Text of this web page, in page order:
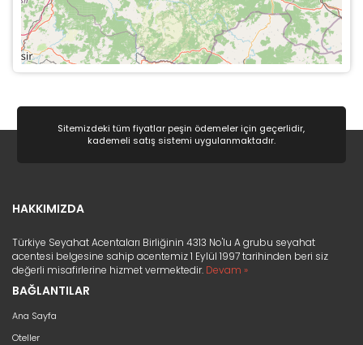
Sitemizdeki tüm fiyatlar peşin ödemeler için geçerlidir,
kademeli satış sistemi uygulanmaktadır.
HAKKIMIZDA
Türkiye Seyahat Acentaları Birliğinin 4313 No'lu A grubu seyahat
acentesi belgesine sahip acentemiz 1 Eylül 1997 tarihinden beri siz
değerli misafirlerine hizmet vermektedir. Devam »
BAĞLANTILAR
Ana Sayfa
Oteller